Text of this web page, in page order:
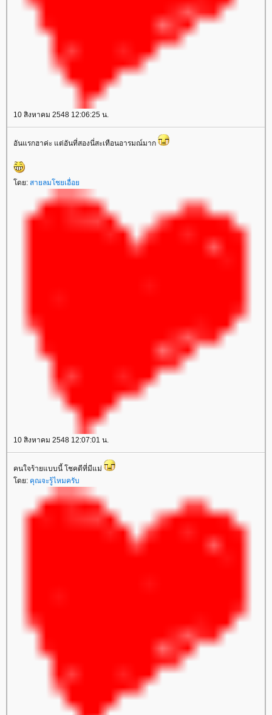
10 สิงหาคม 2548 12:06:25 น.
อันแรกฮาค่ะ แต่อันที่สองนี่สะเทือนอารมณ์มาก
ดย: สายลมโชยเอื่อ
10 สิงหาคม 2548 12:07:01 น.
คนใจร้ายแบบนี้ โชคดีที่มีแม่
ดย: คุณจะรู้ไหมครับ